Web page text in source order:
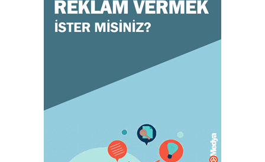
Doğru ayakkabı mutlu çocuk!
July 31, 2023
Orgazm olan kadınlar daha çabuk hamile
kalıyor
May 05, 2023